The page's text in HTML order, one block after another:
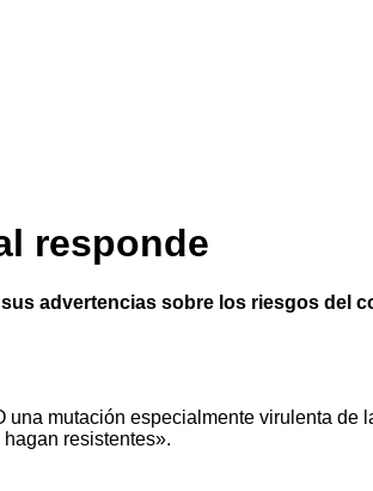
responde
advertencias sobre los riesgos del
una mutación especialmente virulenta
resistentes».